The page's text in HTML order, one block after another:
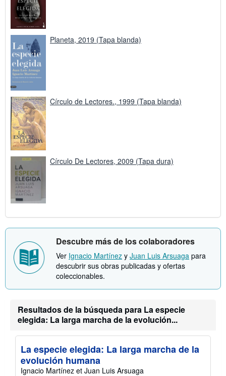
Planeta, 2019 (Tapa blanda)
Círculo de Lectores., 1999 (Tapa blanda)
Círculo De Lectores, 2009 (Tapa dura)
Descubre más de los colaboradores
Ver Ignacio Martínez y Juan Luis Arsuaga para
descubrir sus obras publicadas y ofertas
coleccionables.
Resultados de la búsqueda para La especie
elegida: La larga marcha de la evolución...
La especie elegida: La larga marcha de la
evolución humana
Ignacio Martínez et Juan Luis Arsuaga